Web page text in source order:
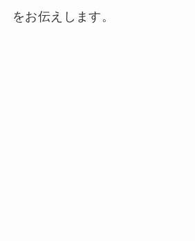
をお伝えします。